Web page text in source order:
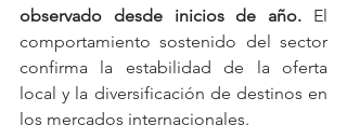
observado desde inicios de año. El
comportamiento sostenido del sector
confirma la estabilidad de la oferta
local y la diversificación de destinos en
los mercados internacionales.